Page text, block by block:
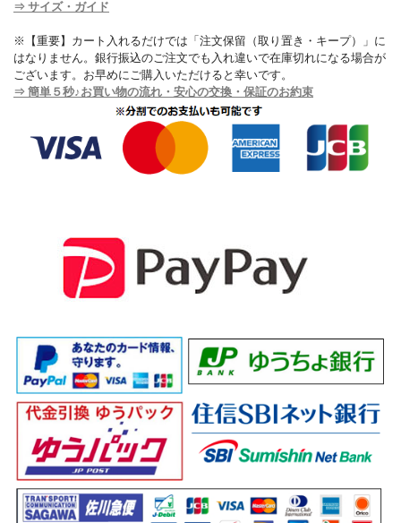
⇒ サイズ・ガイド
※【重要】カート入れるだけでは「注文保留（取り置き・キープ）」に
はなりません。銀行振込のご注文でも入れ違いで在庫切れになる場合が
ございます。お早めにご購入いただけると幸いです。
⇒ 簡単５秒♪お買い物の流れ・安心の交換・保証のお約束